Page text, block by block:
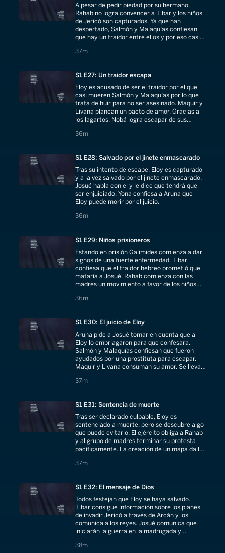
A pesar de pedir piedad por su hermano,
Rahab no logra convencer a Tibar y los niños
de Jericó son capturados. Ya que han
despertado, Salmón y Malaquías confiesan
que hay un traidor entre ellos y por eso casi
37m
37 minutes
S1 E27: Un traidor escapa
Eloy es acusado de ser el traidor por el que
casi mueren Salmón y Malaquías por lo que
trata de huir para no ser asesinado. Maquir y
Livana planean un pacto de amor. Gracias a
los lagartos, Nobá logra escapar de sus
36m
36 minutes
S1 E28: Salvado por el jinete enmascarado
Tras su intento de escape, Eloy es capturado
y a la vez salvado por el jinete enmascarado,
Josué habla con el y le dice que tendrá que
ser enjuiciado. Yona confiesa a Aruna que
Eloy puede morir por el juicio.
36m
36 minutes
S1 E29: Niños prisioneros
Estando en prisión Galimides comienza a dar
signos de una fuerte enfermedad. Tibar
confiesa que el traidor hebreo prometió que
mataría a Josué. Rahab comienza con las
madres un movimiento a favor de los niños
36m
36 minutes
S1 E30: El juicio de Eloy
Aruna pide a Josué tomar en cuenta que a
Eloy lo embriagaron para que confesara.
Salmón y Malaquías confiesan que fueron
ayudados por una prostituta para escapar.
Maquir y Livana consuman su amor. Se lleva a
37m
37 minutes
S1 E31: Sentencia de muerte
Tras ser declarado culpable, Eloy es
sentenciado a muerte, pero se descubre algo
que puede evitarlo. El ejército obliga a Rahab
y al grupo de madres terminar su protesta
pacíficamente. La creación de un mapa da los
37m
37 minutes
S1 E32: El mensaje de Dios
Todos festejan que Eloy se haya salvado.
Tibar consigue información sobre los planes
de invadir Jericó a través de Arcán y los
comunica a los reyes. Josué comunica que
iniciarán la guerra en la madrugada y
38m
38 minutes